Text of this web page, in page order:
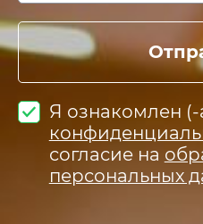
Я ознакомлен (-
согласие на
персональных